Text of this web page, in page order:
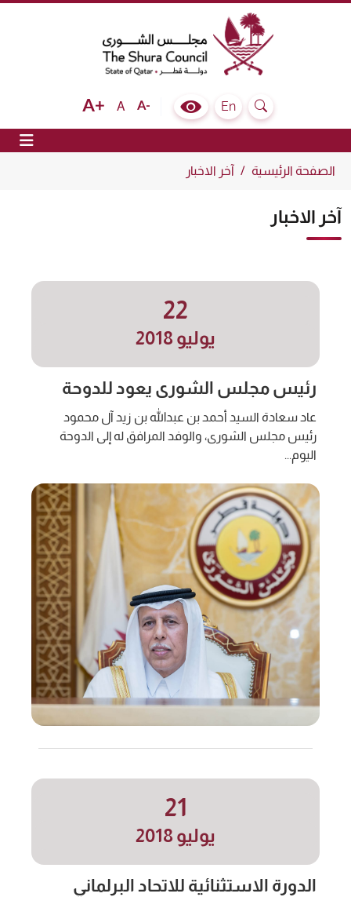
The Shura Council State of Qatar
Search
En
Colour Contrast Selector
Text size bigger
AText size normal
Text size smaller
الصفحة الرئيسية آخر الاخبار
آخر الاخبار
22
يوليو 2018
رئيس مجلس الشورى يعود للدوحة
عاد سعادة السيد أحمد بن عبدالله بن زيد آل محمود
رئيس مجلس الشورى، والوفد المرافق له إلى الدوحة
اليوم...
21
يوليو 2018
الدورة الاستثنائية للاتحاد البرلماني